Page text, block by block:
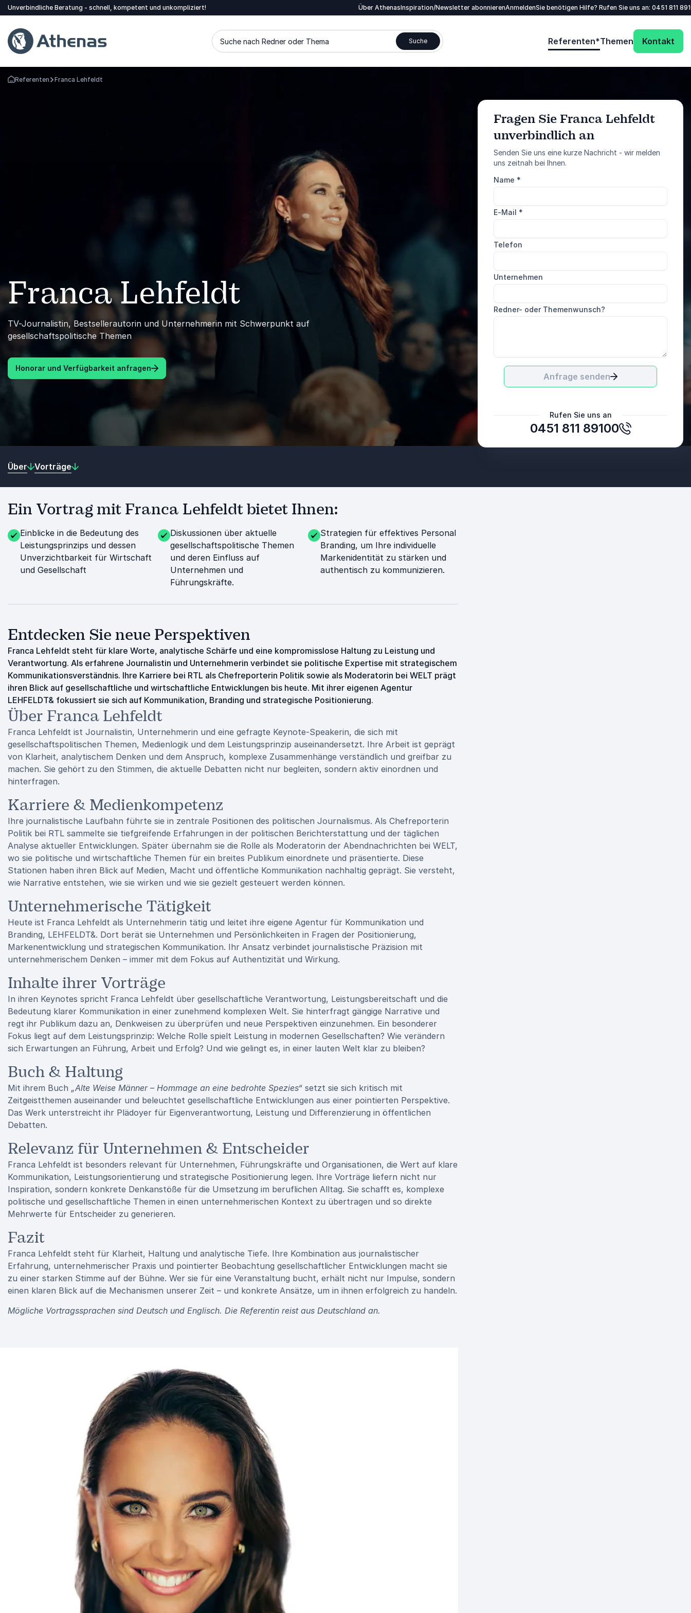
Unverbindliche Beratung - schnell, kompetent und unkompliziert! Über AthenasInspiration/Newsletter abonnierenAnmeldenSie benötigen Hilfe? Rufen Sie uns an: 0451 811
Suche nach Redner oder Thema Suche Referenten*Themen Kontakt
Zurück zur Startseite
Referenten Franca Lehfeldt
Franca Lehfeldt
TV-Journalistin, Bestsellerautorin und Unternehmerin mit Schwerpunkt auf
gesellschaftspolitische Themen
Honorar und Verfügbarkeit anfragen
Fragen Sie Franca Lehfeldt
unverbindlich an
Senden Sie uns eine kurze Nachricht - wir melden
uns zeitnah bei Ihnen.
Name *
E-Mail *
Telefon
Unternehmen
Redner- oder Themenwunsch?
Anfrage senden
Rufen Sie uns an
0451 811 89100
Anfrage senden:
Sehr gute und professionelle Bearbeitung. Wir
Über Vorträge
Ein Vortrag mit Franca Lehfeldt bietet Ihnen:
Einblicke in die Bedeutung des
Leistungsprinzips und dessen
Unverzichtbarkeit für Wirtschaft
und Gesellschaft
Diskussionen über aktuelle
gesellschaftspolitische Themen
und deren Einfluss auf
Unternehmen und
Führungskräfte.
Strategien für effektives Personal
Branding, um Ihre individuelle
Markenidentität zu stärken und
authentisch zu kommunizieren.
Entdecken Sie neue Perspektiven
Franca Lehfeldt steht für klare Worte, analytische Schärfe und eine kompromisslose Haltung zu Leistung und
Verantwortung. Als erfahrene Journalistin und Unternehmerin verbindet sie politische Expertise mit strategischem
Kommunikationsverständnis. Ihre Karriere bei RTL als Chefreporterin Politik sowie als Moderatorin bei WELT prägt
ihren Blick auf gesellschaftliche und wirtschaftliche Entwicklungen bis heute. Mit ihrer eigenen Agentur
LEHFELDT& fokussiert sie sich auf Kommunikation, Branding und strategische Positionierung.
Über Franca Lehfeldt
Franca Lehfeldt ist Journalistin, Unternehmerin und eine gefragte Keynote-Speakerin, die sich mit
gesellschaftspolitischen Themen, Medienlogik und dem Leistungsprinzip auseinandersetzt. Ihre Arbeit ist geprägt
von Klarheit, analytischem Denken und dem Anspruch, komplexe Zusammenhänge verständlich und greifbar zu
machen. Sie gehört zu den Stimmen, die aktuelle Debatten nicht nur begleiten, sondern aktiv einordnen und
hinterfragen.
Karriere & Medienkompetenz
Ihre journalistische Laufbahn führte sie in zentrale Positionen des politischen Journalismus. Als Chefreporterin
Politik bei RTL sammelte sie tiefgreifende Erfahrungen in der politischen Berichterstattung und der täglichen
Analyse aktueller Entwicklungen. Später übernahm sie die Rolle als Moderatorin der Abendnachrichten bei WELT,
wo sie politische und wirtschaftliche Themen für ein breites Publikum einordnete und präsentierte. Diese
Stationen haben ihren Blick auf Medien, Macht und öffentliche Kommunikation nachhaltig geprägt. Sie versteht,
wie Narrative entstehen, wie sie wirken und wie sie gezielt gesteuert werden können.
Unternehmerische Tätigkeit
Heute ist Franca Lehfeldt als Unternehmerin tätig und leitet ihre eigene Agentur für Kommunikation und
Branding, LEHFELDT&. Dort berät sie Unternehmen und Persönlichkeiten in Fragen der Positionierung,
Markenentwicklung und strategischen Kommunikation. Ihr Ansatz verbindet journalistische Präzision mit
unternehmerischem Denken – immer mit dem Fokus auf Authentizität und Wirkung.
Inhalte ihrer Vorträge
In ihren Keynotes spricht Franca Lehfeldt über gesellschaftliche Verantwortung, Leistungsbereitschaft und die
Bedeutung klarer Kommunikation in einer zunehmend komplexen Welt. Sie hinterfragt gängige Narrative und
regt ihr Publikum dazu an, Denkweisen zu überprüfen und neue Perspektiven einzunehmen. Ein besonderer
Fokus liegt auf dem Leistungsprinzip: Welche Rolle spielt Leistung in modernen Gesellschaften? Wie verändern
sich Erwartungen an Führung, Arbeit und Erfolg? Und wie gelingt es, in einer lauten Welt klar zu bleiben?
Buch & Haltung
Mit ihrem Buch „Alte Weise Männer – Hommage an eine bedrohte Spezies“ setzt sie sich kritisch mit
Zeitgeistthemen auseinander und beleuchtet gesellschaftliche Entwicklungen aus einer pointierten Perspektive.
Das Werk unterstreicht ihr Plädoyer für Eigenverantwortung, Leistung und Differenzierung in öffentlichen
Debatten.
Relevanz für Unternehmen & Entscheider
Franca Lehfeldt ist besonders relevant für Unternehmen, Führungskräfte und Organisationen, die Wert auf klare
Kommunikation, Leistungsorientierung und strategische Positionierung legen. Ihre Vorträge liefern nicht nur
Inspiration, sondern konkrete Denkanstöße für die Umsetzung im beruflichen Alltag. Sie schafft es, komplexe
politische und gesellschaftliche Themen in einen unternehmerischen Kontext zu übertragen und so direkte
Mehrwerte für Entscheider zu generieren.
Fazit
Franca Lehfeldt steht für Klarheit, Haltung und analytische Tiefe. Ihre Kombination aus journalistischer
Erfahrung, unternehmerischer Praxis und pointierter Beobachtung gesellschaftlicher Entwicklungen macht sie
zu einer starken Stimme auf der Bühne. Wer sie für eine Veranstaltung bucht, erhält nicht nur Impulse, sondern
einen klaren Blick auf die Mechanismen unserer Zeit – und konkrete Ansätze, um in ihnen erfolgreich zu handeln.
Mögliche Vortragssprachen sind Deutsch und Englisch. Die Referentin reist aus Deutschland an.